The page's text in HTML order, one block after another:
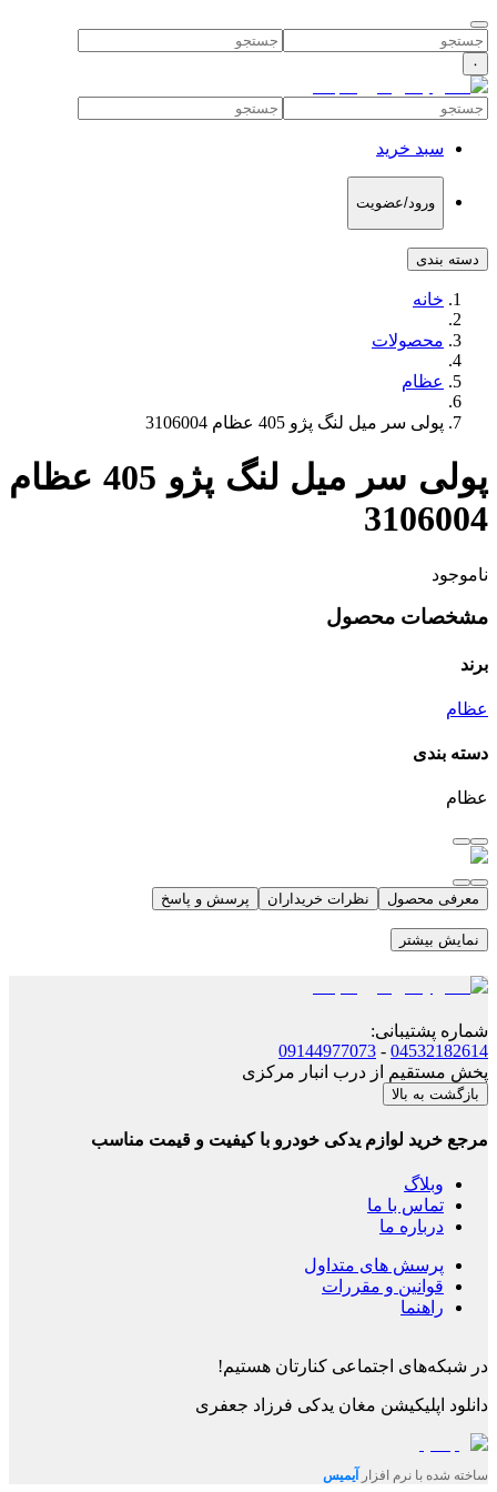
۰
سبد خرید
ورود/عضویت
دسته بندی
خانه
محصولات
عظام
پولی سر میل لنگ پژو 405 عظام 3106004
پولی سر میل لنگ پژو 405 عظام
3106004
ناموجود
مشخصات محصول
برند
عظام
دسته بندی
عظام
معرفی محصول نظرات خریداران پرسش و پاسخ
نمایش بیشتر
شماره پشتیبانی:
04532182614
-
09144977073
پخش مستقیم از درب انبار مرکزی
بازگشت به بالا
مرجع خرید لوازم یدکی خودرو با کیفیت و قیمت مناسب
وبلاگ
تماس با ما
درباره ما
پرسش های متداول
قوانین و مقررات
راهنما
در شبکه‌های اجتماعی کنارتان هستیم!
دانلود اپلیکیشن مغان یدکی فرزاد جعفری
ساخته شده با نرم افزار آیمیس